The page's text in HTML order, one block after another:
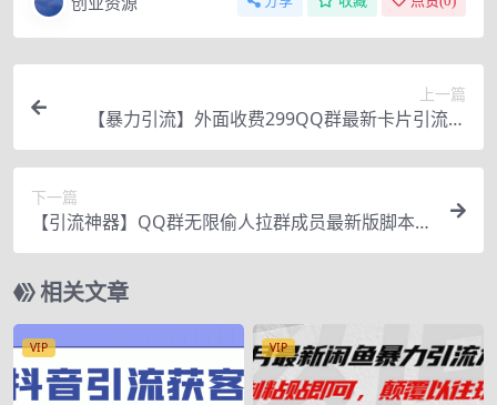
上一篇
【暴力引流】外面收费299QQ群最新卡片引流技
术，日引2000人(群发软件+教程)
下一篇
【引流神器】QQ群无限偷人拉群成员最新版脚本
【脚本+详细操作教程】
相关文章
VIP VIP